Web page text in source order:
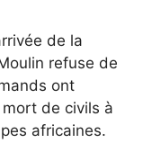
de la
refuse de
ont
de civils à
africaines.